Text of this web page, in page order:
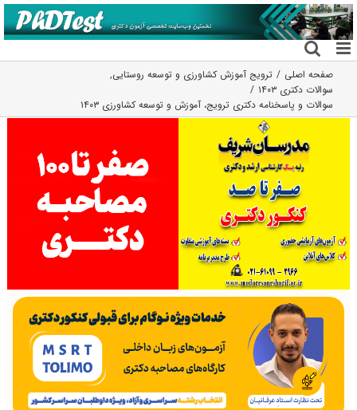
رفتن
به
محتوا
صفحه اصلی ترویج آموزش کشاورزی و توسعه روستایی,
سوالات دکتری ۱۴۰۳
سوالات و پاسخنامه دکتری ترویج، آموزش و توسعه کشاورزی ۱۴۰۳